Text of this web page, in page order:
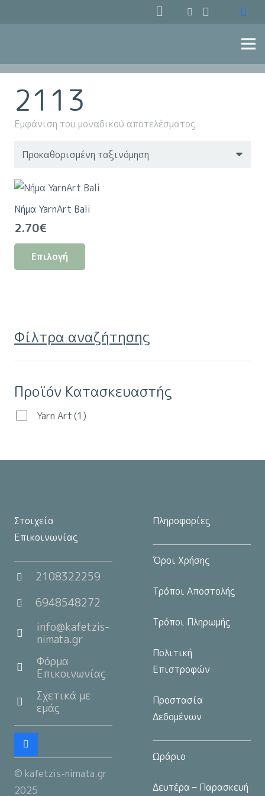
2113
Εμφάνιση του μοναδικού αποτελέσματος
Νήμα YarnArt Bali
2.70€
Επιλογή
Οι
επιλογές
να
του
Φίλτρα αναζήτησης
Προϊόν Κατασκευαστής
Yarn Art(1)
Στοιχεία
Επικοινωνίας
2108322259
6948548272
info@kafetzis-
nimata.gr
Φόρμα
Επικοινωνίας
Σχετικά με
εμάς
© kafetzis-nimata.gr
2025
Πληροφορίες
Όροι Χρήσης
Τρόποι Αποστολής
Τρόποι Πληρωμής
Πολιτική
Επιστροφών
Προστασία
Δεδομένων
Ωράριο
Δευτέρα – Παρασκευή